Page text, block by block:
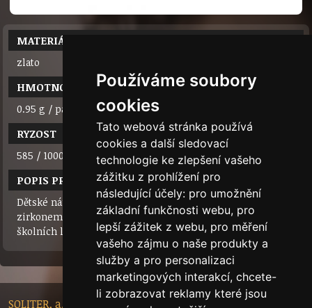
Používáme soubory
cookies
Tato webová stránka používá
cookies a další sledovací
technologie ke zlepšení vašeho
zážitku z prohlížení pro
následující účely: pro umožnění
základní funkčnosti webu, pro
lepší zážitek z webu, pro měření
vašeho zájmu o naše produkty a
služby a pro personalizaci
marketingových interakcí, chcete-
li zobrazovat reklamy které jsou
MATERIÁL
zlato
HMOTNOST
0.95 g / pár
RYZOST
585 / 1000 (14 karátů)
POPIS PRODUKTU
Dětské náušnice ze žlutého zlata 585/1000 se syntetickým
zirkonem. Budou provázet vaší holčičku od narození až do
školních let.
SOLITER, a.s. - Nádražní 148/10, 46601 Jablonec nad Nisou,